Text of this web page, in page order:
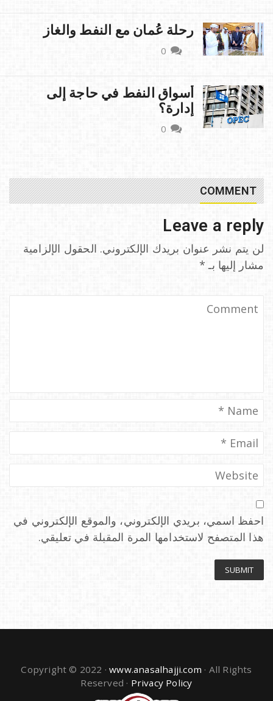
رحلة عُمان مع النفط والغاز
0
أسواق النفط في حاجة إلى
إدارة؟
0
COMMENT
Leave a reply
لن يتم نشر عنوان بريدك الإلكتروني. الحقول الإلزامية
مشار إليها بـ *
احفظ اسمي، بريدي الإلكتروني، والموقع الإلكتروني في
هذا المتصفح لاستخدامها المرة المقبلة في تعليقي.
Copyright © 2022 ·www.anasalhajji.com · All Rights
Reserved · Privacy Policy